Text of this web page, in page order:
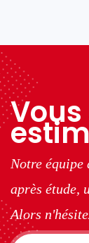
Notre équipe
après étude,
Alors